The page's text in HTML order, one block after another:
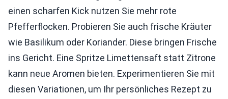
einen scharfen Kick nutzen Sie mehr rote
Pfefferflocken. Probieren Sie auch frische Kräuter
wie Basilikum oder Koriander. Diese bringen Frische
ins Gericht. Eine Spritze Limettensaft statt Zitrone
kann neue Aromen bieten. Experimentieren Sie mit
diesen Variationen, um Ihr persönliches Rezept zu